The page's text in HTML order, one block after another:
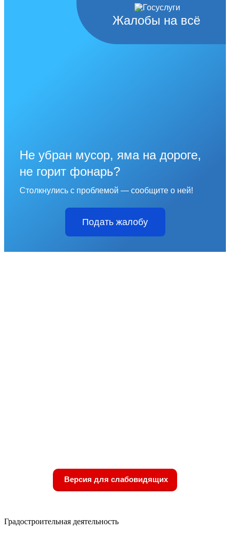
Жалобы на всё
Не убран мусор, яма на дороге,
не горит фонарь?
Столкнулись с проблемой — сообщите о ней!
Подать жалобу
Версия для слабовидящих
Градостроительная деятельность